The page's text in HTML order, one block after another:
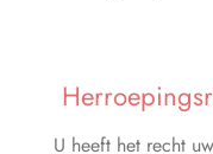
U heeft het recht